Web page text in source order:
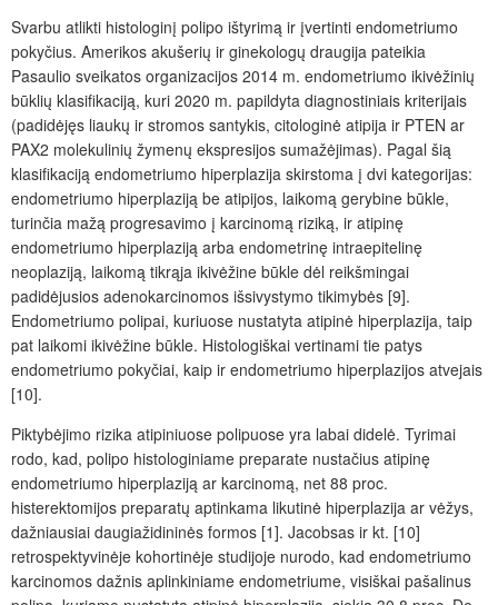
Svarbu atlikti histologinį polipo ištyrimą ir įvertinti endometriumo
pokyčius. Amerikos akušerių ir ginekologų draugija pateikia
Pasaulio sveikatos organizacijos 2014 m. endometriumo ikivėžinių
būklių klasifikaciją, kuri 2020 m. papildyta diagnostiniais kriterijais
(padidėjęs liaukų ir stromos santykis, citologinė atipija ir PTEN ar
PAX2 molekulinių žymenų ekspresijos sumažėjimas). Pagal šią
klasifikaciją endometriumo hiperplazija skirstoma į dvi kategorijas:
endometriumo hiperplaziją be atipijos, laikomą gerybine būkle,
turinčia mažą progresavimo į karcinomą riziką, ir atipinę
endometriumo hiperplaziją arba endometrinę intraepitelinę
neoplaziją, laikomą tikrąja ikivėžine būkle dėl reikšmingai
padidėjusios adenokarcinomos išsivystymo tikimybės [9].
Endometriumo polipai, kuriuose nustatyta atipinė hiperplazija, taip
pat laikomi ikivėžine būkle. Histologiškai vertinami tie patys
endometriumo pokyčiai, kaip ir endometriumo hiperplazijos atvejais
[10].
Piktybėjimo rizika atipiniuose polipuose yra labai didelė. Tyrimai
rodo, kad, polipo histologiniame preparate nustačius atipinę
endometriumo hiperplaziją ar karcinomą, net 88 proc.
histerektomijos preparatų aptinkama likutinė hiperplazija ar vėžys,
dažniausiai daugiažidininės formos [1]. Jacobsas ir kt. [10]
retrospektyvinėje kohortinėje studijoje nurodo, kad endometriumo
karcinomos dažnis aplinkiniame endometriume, visiškai pašalinus